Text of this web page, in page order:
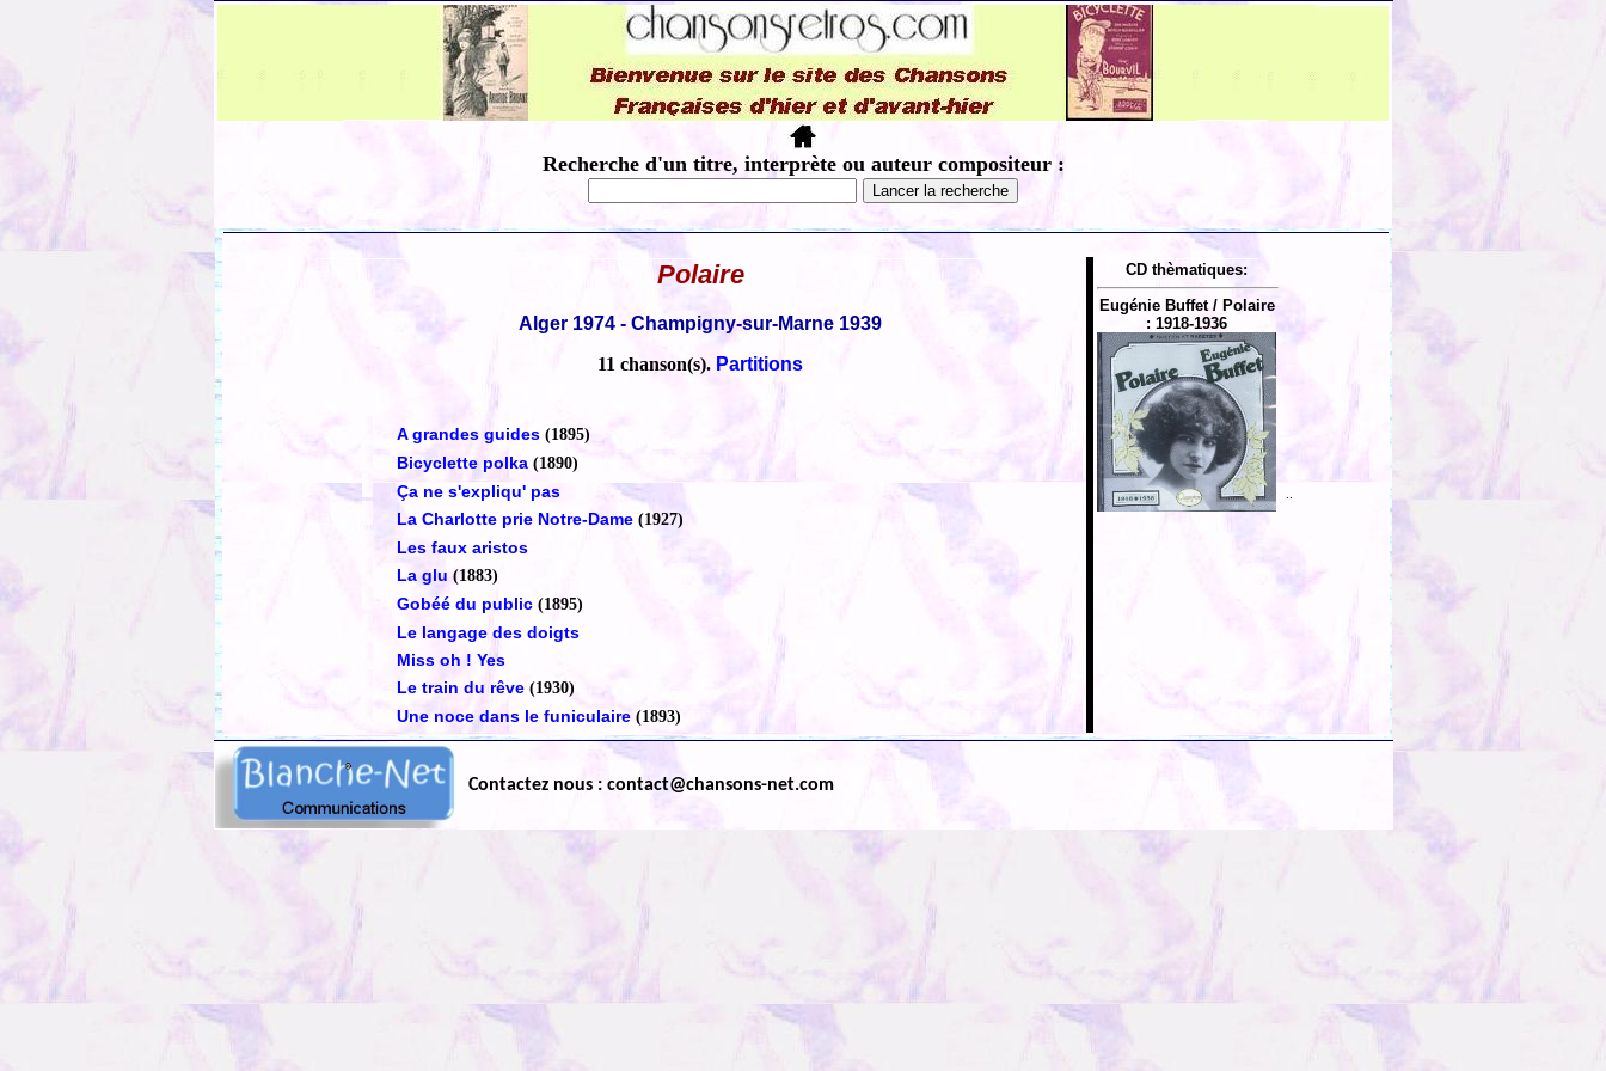
Recherche d'un titre, interprète ou auteur compositeur :
Polaire
Alger 1974 - Champigny-sur-Marne 1939
11 chanson(s). Partitions
A grandes guides (1895)
Bicyclette polka (1890)
Ça ne s'expliqu' pas
La Charlotte prie Notre-Dame (1927)
Les faux aristos
La glu (1883)
Gobéé du public (1895)
Le langage des doigts
Miss oh ! Yes
Le train du rêve (1930)
Une noce dans le funiculaire (1893)
CD thèmatiques:
Eugénie Buffet / Polaire
: 1918-1936
Contactez nous : contact@chansons-net.com